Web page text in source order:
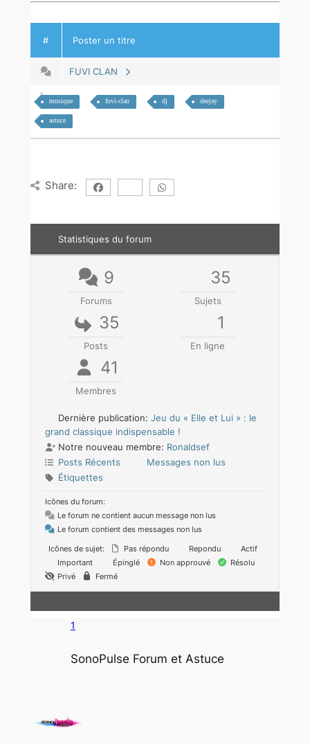
# Poster un titre
FUVI CLAN
musique fuvi-clan dj deejay
astuce
Share:
Statistiques du forum
9
Forums
35
Sujets
35
Posts
1
En ligne
41
Membres
Dernière publication: Jeu du « Elle et Lui » : le
grand classique indispensable !
Notre nouveau membre: Ronaldsef
Posts Récents
Messages non lus
Étiquettes
Icônes du forum:
Le forum ne contient aucun message non lus
Le forum contient des messages non lus
Icônes de sujet:
Pas répondu Repondu
Actif
Important
Épinglé Non approuvé
Résolu
Privé
Fermé
1
SonoPulse Forum et Astuce